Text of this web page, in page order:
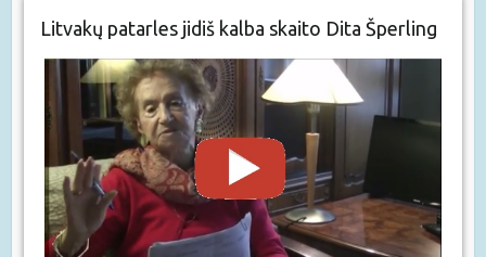
Litvakų patarles jidiš kalba skaito Dita Šperling